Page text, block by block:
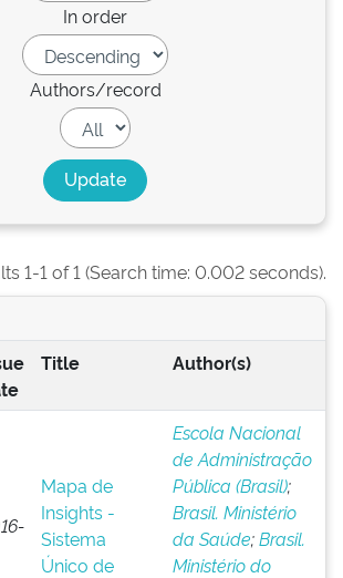
In order
Authors/record
1-1 of 1 (Search time: 0.002 seconds).
Title Author(s)
Mapa de
Insights -
Sistema
Único de
Escola Nacional
de Administração
Pública (Brasil);
Brasil. Ministério
da Saúde;Brasil.
Ministério do